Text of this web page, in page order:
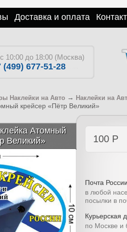
Доставка и оплата
10:00 до 18:00 (Москва)
(499) 677-51-28
Наклейки на Авто → Наклейки на
крейсер «Пётр Великий»
Атомный
Великий»
100 Р
Почта России
в любой
посылки в
Курьерская
по Москве и